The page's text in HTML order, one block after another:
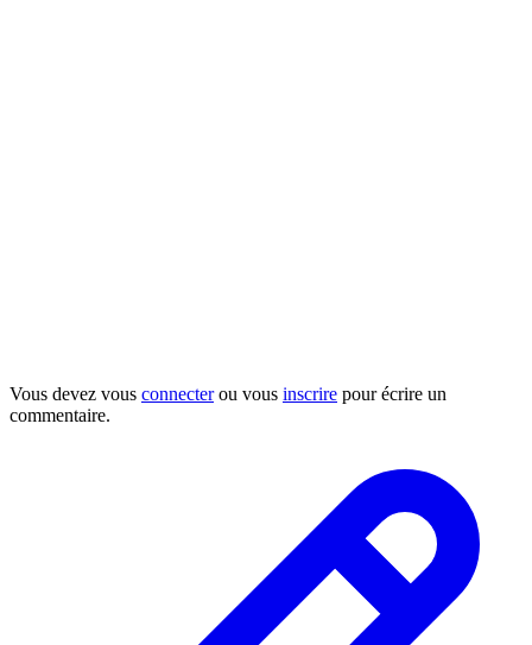
Vous devez vous connecterou vous inscrire pour écrire un
commentaire.